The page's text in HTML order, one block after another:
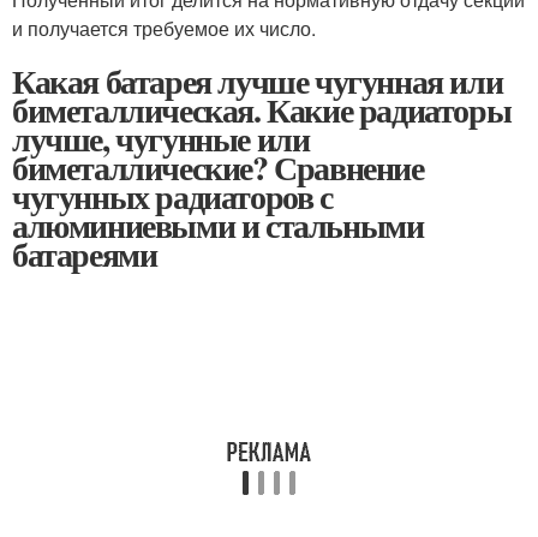
и получается требуемое их число.
Какая батарея лучше чугунная или
биметаллическая. Какие радиаторы
лучше, чугунные или
биметаллические? Сравнение
чугунных радиаторов с
алюминиевыми и стальными
батареями